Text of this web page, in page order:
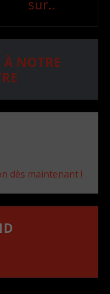
sur..
NOTRE
dès maintenant !